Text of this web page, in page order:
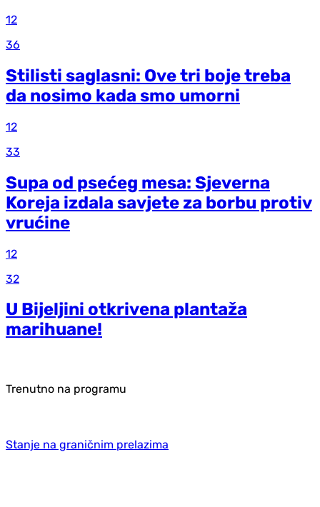
12
36
Stilisti saglasni: Ove tri boje treba
da nosimo kada smo umorni
12
33
Supa od psećeg mesa: Sjeverna
Koreja izdala savjete za borbu protiv
vrućine
12
32
U Bijeljini otkrivena plantaža
marihuane!
Trenutno na programu
Stanje na graničnim prelazima